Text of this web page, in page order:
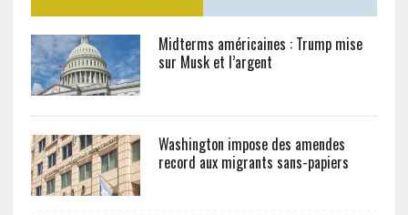
Midterms américaines : Trump mise
sur Musk et l’argent
Washington impose des amendes
record aux migrants sans-papiers